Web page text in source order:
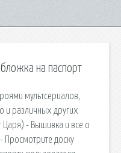
на паспорт
мультсериалов,
и различных других
Царя) - Вышивка и все о
Просмотрите доску